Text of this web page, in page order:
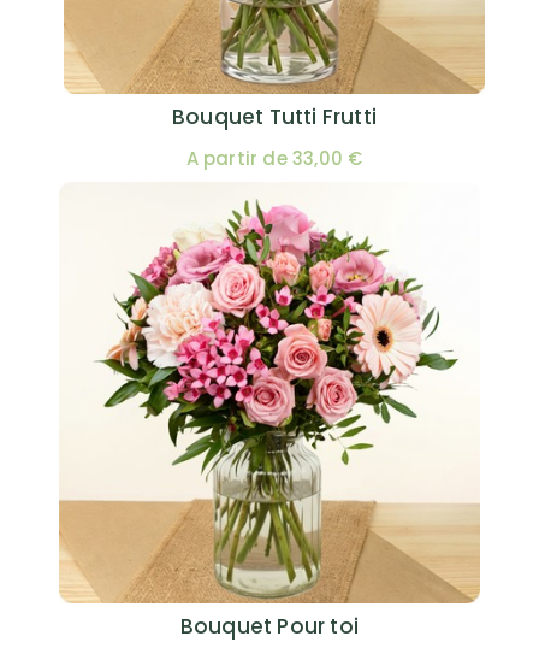
Bouquet Tutti Frutti
A partir de 33,00 €
Bouquet Pour toi